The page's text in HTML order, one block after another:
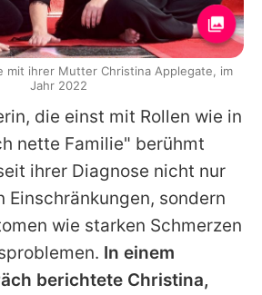
die einst mit Rollen wie in
nette Familie" berühmt
ihrer Diagnose nicht nur
Einschränkungen, sondern
wie starken Schmerzen
In einem
berichtete Christina,
mit ihrer Mutter Christina Applegate, im
Jahr 2022